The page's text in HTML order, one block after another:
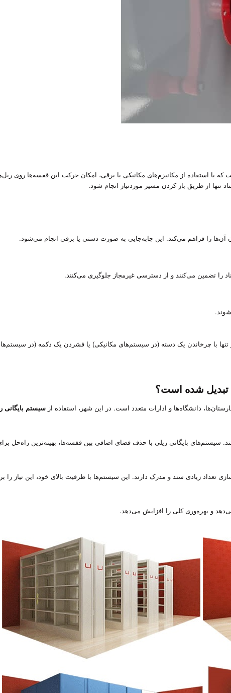
با استفاده از مکانیزم‌های مکانیکی یا برقی، امکان حرکت این قفسه‌ها روی
از طریق باز کردن مسیر موردنیاز انجام شود.
را فراهم می‌کند. این جابه‌جایی به صورت دستی یا برقی انجام می‌شود.
را تضمین می‌کنند و از دسترسی غیرمجاز جلوگیری می‌کنند.
با چرخاندن یک دسته (در سیستم‌های مکانیکی) یا فشردن یک دکمه (در
تبدیل شده است؟
دانشگاه‌ها و ادارات متعدد است. در این شهر، استفاده از سیستم بایگانی
سیستم‌های بایگانی ریلی با حذف فضای اضافی بین قفسه‌ها، بهینه‌ترین راه‌حل
تعداد زیادی سند و مدرک دارند. این سیستم‌ها با ظرفیت بالای خود، این نیاز
و بهره‌وری کلی را افزایش می‌دهد.